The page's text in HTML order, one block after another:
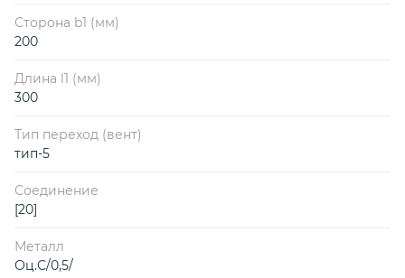
Сторона b1 (мм)
200
Длина l1 (мм)
300
Тип переход (вент)
тип-5
Соединение
[20]
Металл
Оц.С/0,5/